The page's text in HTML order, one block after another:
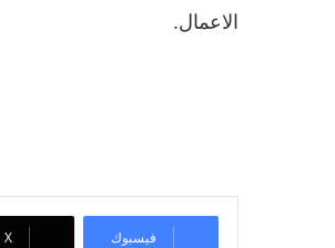
الاعمال.
فيسبوك ‫X